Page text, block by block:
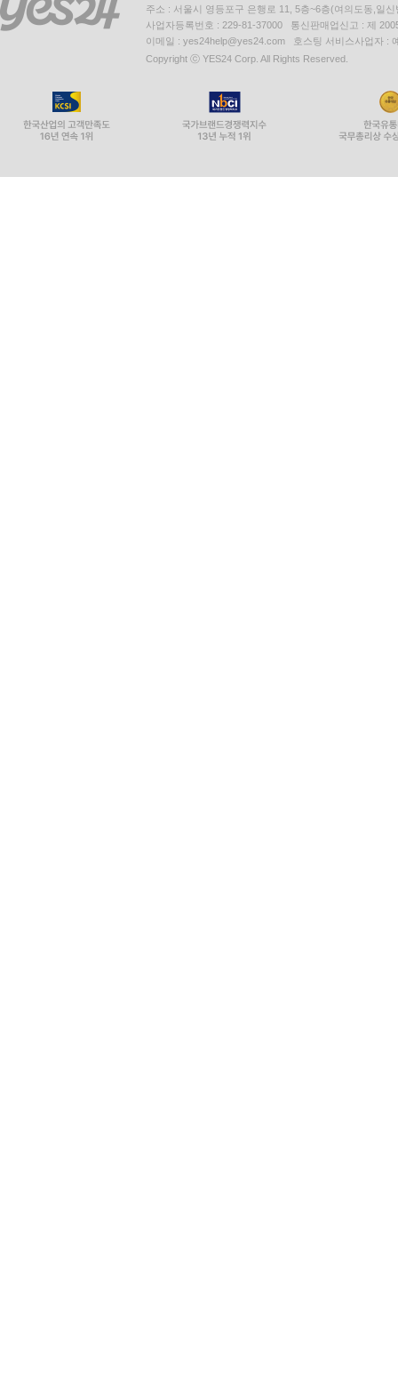
주소 : 서울시 영등포구 은행로 11, 5층~6층(여의도동,일신
사업자등록번호 : 229-81-37000 통신판매업신고 : 제
이메일 : yes24help@yes24.com 호스팅 서비스사업자 :
Copyright ⓒ YES24 Corp. All Rights Reserved.